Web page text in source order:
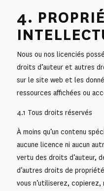
4.
Nous ou nos licenciés
droits d’auteur et autres
sur le site web et les
ressources affichées ou
4.1 Tous droits réservés
À moins qu’un contenu
aucune licence ni aucun
vertu des droits d’auteur,
d’autres droits de
vous n’utiliserez,